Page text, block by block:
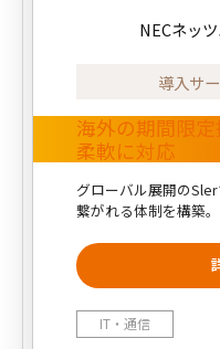
NECネッ
導入サ
海外の期間限定
柔軟に対応
グローバル展開の
繋がれる体制を構築。
IT・通信